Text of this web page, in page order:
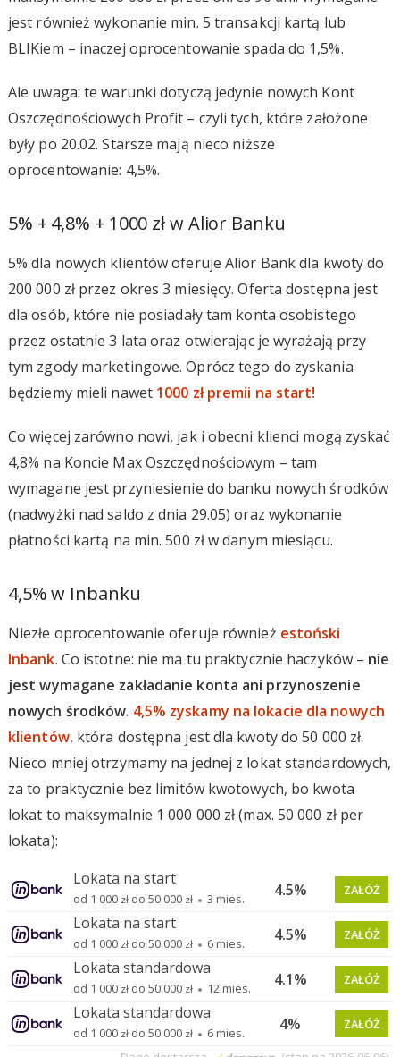
jest również wykonanie min. 5 transakcji kartą lub
BLIKiem – inaczej oprocentowanie spada do 1,5%.
Ale uwaga: te warunki dotyczą jedynie nowych Kont
Oszczędnościowych Profit – czyli tych, które założone
były po 20.02. Starsze mają nieco niższe
oprocentowanie: 4,5%.
5% + 4,8% + 1000 zł w Alior Banku
5% dla nowych klientów oferuje Alior Bank dla kwoty do
200 000 zł przez okres 3 miesięcy. Oferta dostępna jest
dla osób, które nie posiadały tam konta osobistego
przez ostatnie 3 lata oraz otwierając je wyrażają przy
tym zgody marketingowe. Oprócz tego do zyskania
będziemy mieli nawet 1000 zł premii na start!
Co więcej zarówno nowi, jak i obecni klienci mogą zyskać
4,8% na Koncie Max Oszczędnościowym – tam
wymagane jest przyniesienie do banku nowych środków
(nadwyżki nad saldo z dnia 29.05) oraz wykonanie
płatności kartą na min. 500 zł w danym miesiącu.
4,5% w Inbanku
Niezłe oprocentowanie oferuje również estoński
Inbank. Co istotne: nie ma tu praktycznie haczyków – nie
jest wymagane zakładanie konta ani przynoszenie
nowych środków. 4,5% zyskamy na lokacie dla nowych
klientów, która dostępna jest dla kwoty do 50 000 zł.
Nieco mniej otrzymamy na jednej z lokat standardowych,
za to praktycznie bez limitów kwotowych, bo kwota
lokat to maksymalnie 1 000 000 zł (max. 50 000 zł per
lokata):